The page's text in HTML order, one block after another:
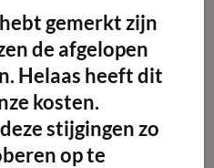
huren
gemerkt zijn
de afgelopen
Helaas heeft dit
kosten.
stijgingen zo
op te